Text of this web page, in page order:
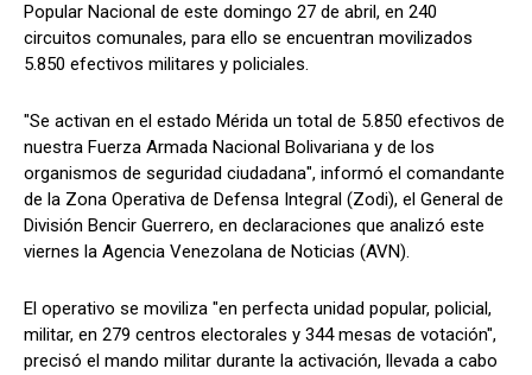
Popular Nacional de este domingo 27 de abril, en 240
circuitos comunales, para ello se encuentran movilizados
5.850 efectivos militares y policiales.
"Se activan en el estado Mérida un total de 5.850 efectivos de
nuestra Fuerza Armada Nacional Bolivariana y de los
organismos de seguridad ciudadana", informó el comandante
de la Zona Operativa de Defensa Integral (Zodi), el General de
División Bencir Guerrero, en declaraciones que analizó este
viernes la Agencia Venezolana de Noticias (AVN).
El operativo se moviliza "en perfecta unidad popular, policial,
militar, en 279 centros electorales y 344 mesas de votación",
precisó el mando militar durante la activación, llevada a cabo